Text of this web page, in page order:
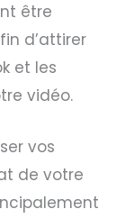
être
d’attirer
et les
vidéo.
vos
de votre